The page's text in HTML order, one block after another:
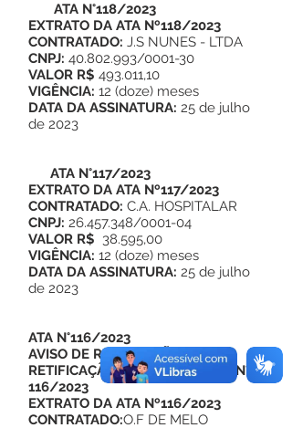
ATA N°118/2023
EXTRATO DA ATA Nº118/2023
CONTRATADO: J.S NUNES - LTDA
CNPJ: 40.802.993/0001-30
VALOR R$ 493.011,10
VIGÊNCIA: 12 (doze) meses
DATA DA ASSINATURA: 25 de julho
de 2023
ATA N°117/2023
EXTRATO DA ATA Nº117/2023
CONTRATADO: C.A. HOSPITALAR
CNPJ: 26.457.348/0001-04
VALOR R$ 38.595,00
VIGÊNCIA: 12 (doze) meses
DATA DA ASSINATURA: 25 de julho
de 2023
ATA N°116/2023
AVISO DE RETIFICAÇÃO
RETIFICAÇÃO EXTRATO DA ATA N°
116/2023
EXTRATO DA ATA Nº116/2023
CONTRATADO:O.F DE MELO